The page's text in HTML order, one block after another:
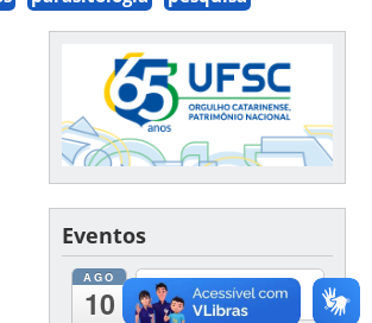
Eventos
AGO
10
9:00Feira do Livro da
UFSC